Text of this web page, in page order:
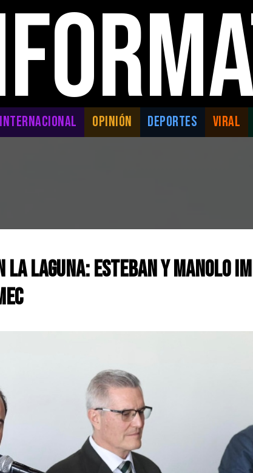
INTERNACIONAL OPINIÓN DEPORTES VIRAL
Laguna: Esteban y Manolo